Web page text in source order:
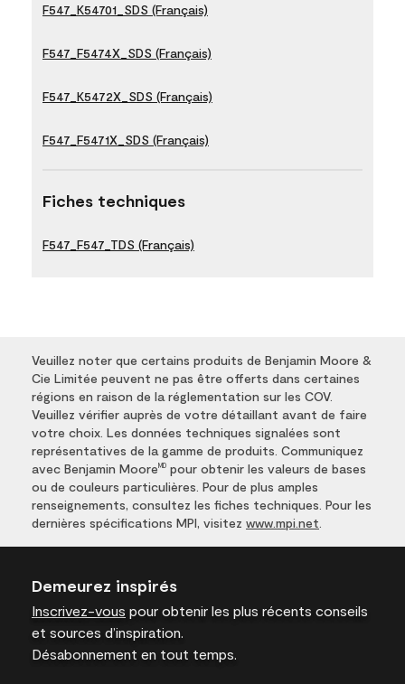
F547_K54701_SDS (Français)
F547_F5474X_SDS (Français)
F547_K5472X_SDS (Français)
F547_F5471X_SDS (Français)
Fiches techniques
F547_F547_TDS (Français)
Veuillez noter que certains produits de Benjamin Moore &
Cie Limitée peuvent ne pas être offerts dans certaines
régions en raison de la réglementation sur les COV.
Veuillez vérifier auprès de votre détaillant avant de faire
votre choix. Les données techniques signalées sont
représentatives de la gamme de produits. Communiquez
avec Benjamin Moore MD pour obtenir les valeurs de bases
ou de couleurs particulières. Pour de plus amples
renseignements, consultez les fiches techniques. Pour les
dernières spécifications MPI, visitez www.mpi.net
Demeurez inspirés
Inscrivez-vous pour obtenir les plus récents conseils
et sources d’inspiration.
Désabonnement en tout temps.